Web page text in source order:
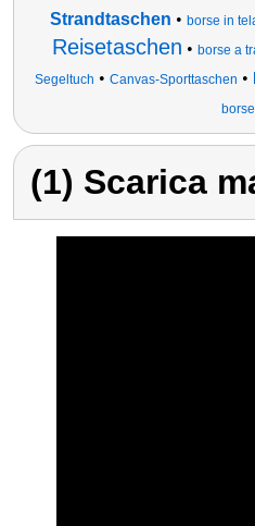
Strandtaschen • borse in
Reisetaschen • borse a
Segeltuch • Canvas-Sporttaschen •
(1) Scarica